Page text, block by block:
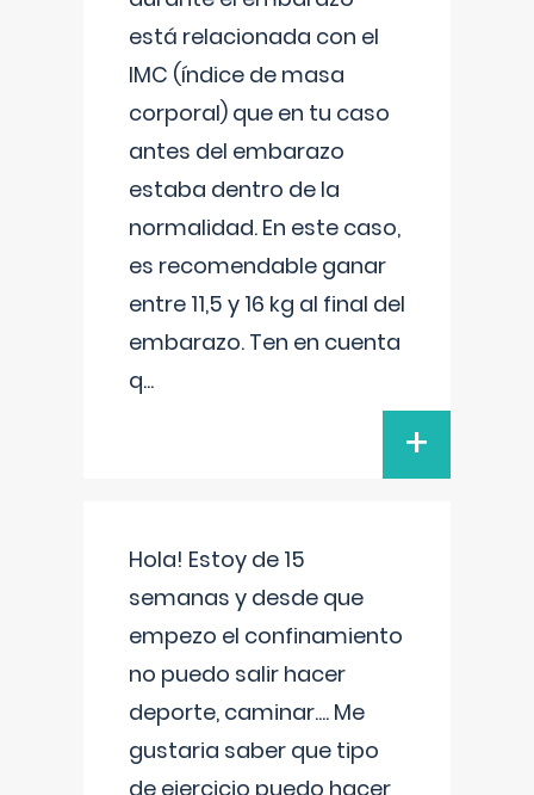
está relacionada con el
IMC (índice de masa
corporal) que en tu caso
antes del embarazo
estaba dentro de la
normalidad. En este caso,
es recomendable ganar
entre 11,5 y 16 kg al final del
embarazo. Ten en cuenta
q...
+
Hola! Estoy de 15
semanas y desde que
empezo el confinamiento
no puedo salir hacer
deporte, caminar.... Me
gustaria saber que tipo
de ejercicio puedo hacer